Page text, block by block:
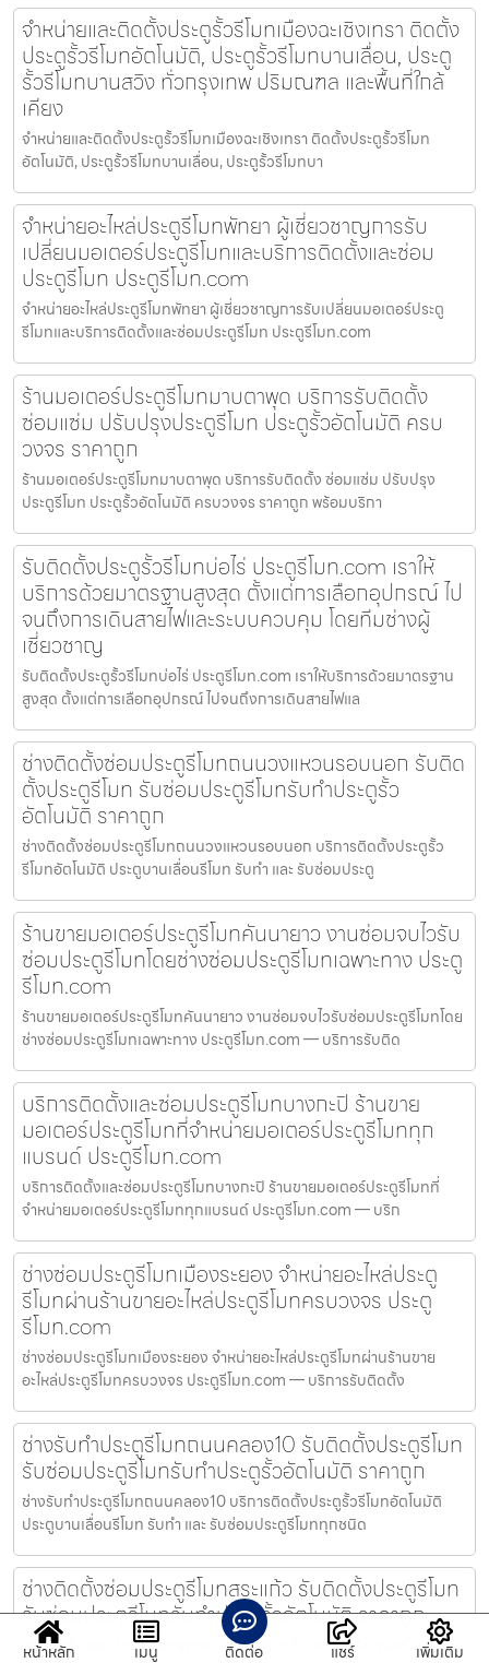
จำหน่ายและติดตั้งประตูรั้วรีโมทเมืองฉะเชิงเทรา ติดตั้ง
ประตูรั้วรีโมทอัตโนมัติ, ประตูรั้วรีโมทบานเลื่อน, ประตู
รั้วรีโมทบานสวิง ทั่วกรุงเทพ ปริมณฑล และพื้นที่ใกล้
เคียง
จำหน่ายและติดตั้งประตูรั้วรีโมทเมืองฉะเชิงเทรา ติดตั้งประตูรั้วรีโมท
อัตโนมัติ, ประตูรั้วรีโมทบานเลื่อน, ประตูรั้วรีโมทบา
จำหน่ายอะไหล่ประตูรีโมทพัทยา ผู้เชี่ยวชาญการรับ
เปลี่ยนมอเตอร์ประตูรีโมทและบริการติดตั้งและซ่อม
ประตูรีโมท ประตูรีโมท.com
จำหน่ายอะไหล่ประตูรีโมทพัทยา ผู้เชี่ยวชาญการรับเปลี่ยนมอเตอร์ประตู
รีโมทและบริการติดตั้งและซ่อมประตูรีโมท ประตูรีโมท.com
ร้านมอเตอร์ประตูรีโมทมาบตาพุด บริการรับติดตั้ง
ซ่อมแซ่ม ปรับปรุงประตูรีโมท ประตูรั้วอัตโนมัติ ครบ
วงจร ราคาถูก
ร้านมอเตอร์ประตูรีโมทมาบตาพุด บริการรับติดตั้ง ซ่อมแซ่ม ปรับปรุง
ประตูรีโมท ประตูรั้วอัตโนมัติ ครบวงจร ราคาถูก พร้อมบริกา
รับติดตั้งประตูรั้วรีโมทบ่อไร่ ประตูรีโมท.com เราให้
บริการด้วยมาตรฐานสูงสุด ตั้งแต่การเลือกอุปกรณ์ ไป
จนถึงการเดินสายไฟและระบบควบคุม โดยทีมช่างผู้
เชี่ยวชาญ
รับติดตั้งประตูรั้วรีโมทบ่อไร่ ประตูรีโมท.com เราให้บริการด้วยมาตรฐาน
สูงสุด ตั้งแต่การเลือกอุปกรณ์ ไปจนถึงการเดินสายไฟแล
ช่างติดตั้งซ่อมประตูรีโมทถนนวงแหวนรอบนอก รับติด
ตั้งประตูรีโมท รับซ่อมประตูรีโมทรับทำประตูรั้ว
อัตโนมัติ ราคาถูก
ช่างติดตั้งซ่อมประตูรีโมทถนนวงแหวนรอบนอก บริการติดตั้งประตูรั้ว
รีโมทอัตโนมัติ ประตูบานเลื่อนรีโมท รับทำ และ รับซ่อมประตู
ร้านขายมอเตอร์ประตูรีโมทคันนายาว งานซ่อมจบไวรับ
ซ่อมประตูรีโมทโดยช่างซ่อมประตูรีโมทเฉพาะทาง ประตู
รีโมท.com
ร้านขายมอเตอร์ประตูรีโมทคันนายาว งานซ่อมจบไวรับซ่อมประตูรีโมทโดย
ช่างซ่อมประตูรีโมทเฉพาะทาง ประตูรีโมท.com — บริการรับติด
บริการติดตั้งและซ่อมประตูรีโมทบางกะปิ ร้านขาย
มอเตอร์ประตูรีโมทที่จำหน่ายมอเตอร์ประตูรีโมททุก
แบรนด์ ประตูรีโมท.com
บริการติดตั้งและซ่อมประตูรีโมทบางกะปิ ร้านขายมอเตอร์ประตูรีโมทที่
จำหน่ายมอเตอร์ประตูรีโมททุกแบรนด์ ประตูรีโมท.com — บริก
ช่างซ่อมประตูรีโมทเมืองระยอง จำหน่ายอะไหล่ประตู
รีโมทผ่านร้านขายอะไหล่ประตูรีโมทครบวงจร ประตู
รีโมท.com
ช่างซ่อมประตูรีโมทเมืองระยอง จำหน่ายอะไหล่ประตูรีโมทผ่านร้านขาย
อะไหล่ประตูรีโมทครบวงจร ประตูรีโมท.com — บริการรับติดตั้ง
ช่างรับทำประตูรีโมทถนนคลอง10 รับติดตั้งประตูรีโมท
รับซ่อมประตูรีโมทรับทำประตูรั้วอัตโนมัติ ราคาถูก
ช่างรับทำประตูรีโมทถนนคลอง10 บริการติดตั้งประตูรั้วรีโมทอัตโนมัติ
ประตูบานเลื่อนรีโมท รับทำ และ รับซ่อมประตูรีโมททุกชนิด
ช่างติดตั้งซ่อมประตูรีโมทสระแก้ว รับติดตั้งประตูรีโมท
รับซ่อมประตูรีโมทรับทำประตูรั้วอัตโนมัติ ราคาถูก
ช่างติดตั้งซ่อมประตูรีโมทสระแก้ว บริการติดตั้งประตูรั้วรีโมทอัตโนมัติ
หน้าหลัก เมนู ติดต่อ แชร์ เพิ่มเติม